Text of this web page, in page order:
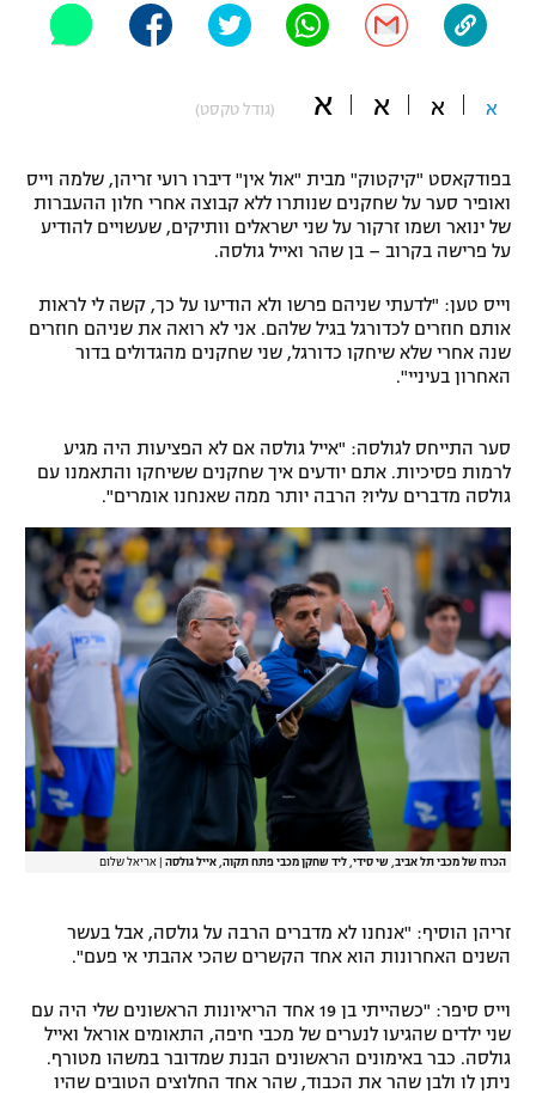
"מחצית בשכונה" – פודקאסט
משתתפים וזוכים בפרסים
תקנון משתתפים וזוכים בפרסים
תקנון עבור פעילות אלקטרה
תקנון עבור פעילות ספורט 1 – "מרלן"
טניס
תנאי שימוש
מדיניות פרטיות
תקנון פעילות ספורט 1
רשיון להקרנה פומבית לבית עסק
הצטרפות לחבילת הערוצים
לוח דרושים – ג'ובנט
תגיות
המגזין
אופניים
ספורט מוטורי
פוטבול אמריקאי NFL
ספורט אתגרי ואקסטרים
גיימינג E-Sports
א א א א (גודל טקסט)
בפודקאסט "קיקטוק" מבית "אול אין" דיברו רועי זריהן, שלמה וייס
ואופיר סער על שחקנים שנותרו ללא קבוצה אחרי חלון ההעברות
של ינואר ושמו זרקור על שני ישראלים וותיקים, שעשויים להודיע
על פרישה בקרוב – בן שהר ואייל גולסה.
וייס טען: "לדעתי שניהם פרשו ולא הודיעו על כך, קשה לי לראות
אותם חוזרים לכדורגל בגיל שלהם. אני לא רואה את שניהם חוזרים
שנה אחרי שלא שיחקו כדורגל, שני שחקנים מהגדולים בדור
האחרון בעיניי".
סער התייחס לגולסה: "אייל גולסה אם לא הפציעות היה מגיע
לרמות פסיכיות. אתם יודעים איך שחקנים ששיחקו והתאמנו עם
גולסה מדברים עליו? הרבה יותר ממה שאנחנו אומרים".
הכרוז של מכבי תל אביב, שי סידי, ליד שחקן מכבי פתח תקוה, אייל גולסה אריאל שלום
זריהן הוסיף: "אנחנו לא מדברים הרבה על גולסה, אבל בעשר
השנים האחרונות הוא אחד הקשרים שהכי אהבתי אי פעם".
וייס סיפר: "כשהייתי בן 19 אחד הריאיונות הראשונים שלי היה עם
שני ילדים שהגיעו לנערים של מכבי חיפה, התאומים אוראל ואייל
גולסה. כבר באימונים הראשונים הבנת שמדובר במשהו מטורף.
ניתן לו ולבן שהר את הכבוד, שהר אחד החלוצים הטובים שהיו